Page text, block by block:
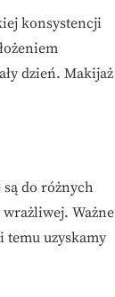
konsystencji
dzień. Makijaż
do różnych
Ważne
temu uzyskamy